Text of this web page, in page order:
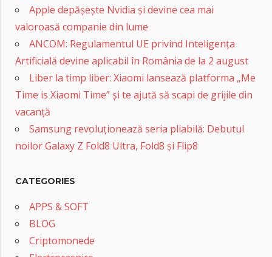
Apple depășește Nvidia și devine cea mai
valoroasă companie din lume
ANCOM: Regulamentul UE privind Inteligența
Artificială devine aplicabil în România de la 2 august
Liber la timp liber: Xiaomi lansează platforma „Me
Time is Xiaomi Time” și te ajută să scapi de grijile din
vacanță
Samsung revoluționează seria pliabilă: Debutul
noilor Galaxy Z Fold8 Ultra, Fold8 și Flip8
CATEGORIES
APPS & SOFT
BLOG
Criptomonede